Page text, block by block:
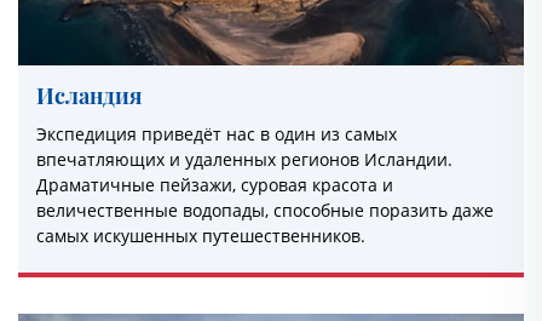
Исландия
Экспедиция приведёт нас в один из самых
впечатляющих и удаленных регионов Исландии.
Драматичные пейзажи, суровая красота и
величественные водопады, способные поразить даже
самых искушенных путешественников.